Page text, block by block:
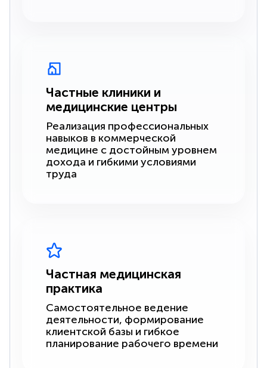
Частные клиники и
медицинские центры
Реализация профессиональных
навыков в коммерческой
медицине с достойным уровнем
дохода и гибкими условиями
труда
Частная медицинская
практика
Самостоятельное ведение
деятельности, формирование
клиентской базы и гибкое
планирование рабочего времени